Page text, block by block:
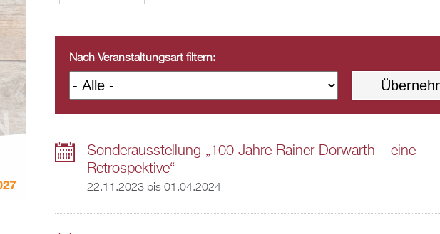
Nach Veranstaltungsart filtern:
Sonderausstellung „100 Jahre Rainer Dorwarth – eine
Retrospektive“
22.11.2023bis 01.04.2024